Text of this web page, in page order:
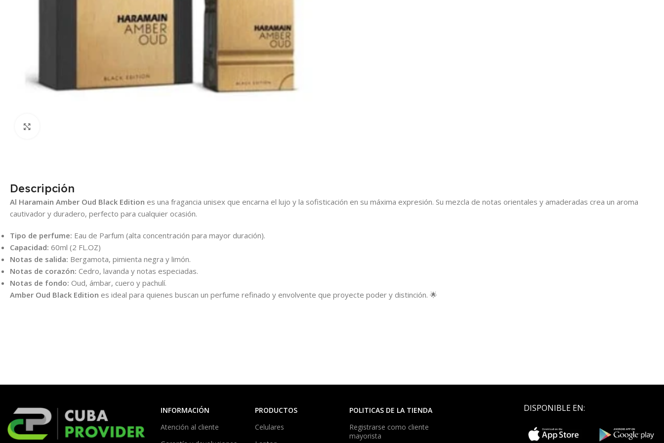
Descripción
Al Haramain Amber Oud Black Edition es una fragancia unisex que encarna el lujo y la sofisticación en su máxima expresión. Su mezcla de notas orientales y amaderadas crea un aroma
cautivador y duradero, perfecto para cualquier ocasión.
Tipo de perfume: Eau de Parfum (alta concentración para mayor duración).
Capacidad: 60ml (2 FL.OZ)
Notas de salida: Bergamota, pimienta negra y limón.
Notas de corazón: Cedro, lavanda y notas especiadas.
Notas de fondo: Oud, ámbar, cuero y pachulí.
Amber Oud Black Edition es ideal para quienes buscan un perfume refinado y envolvente que proyecte poder y distinción. 🌟
INFORMACIÓN
Atención al cliente
PRODUCTOS
Celulares
POLITICAS DE LA TIENDA
Registrarse como cliente
mayorista
DISPONIBLE EN: